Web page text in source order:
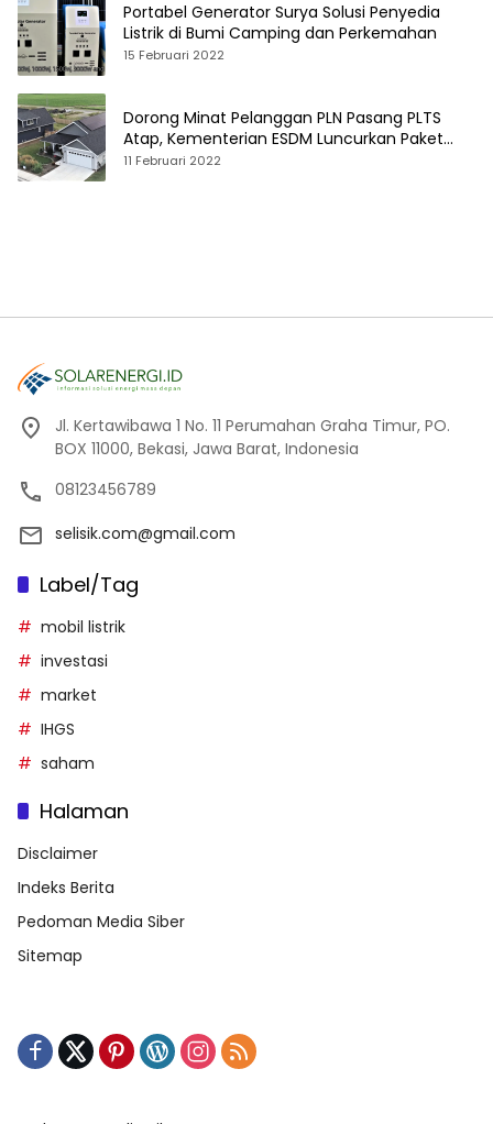
Portabel Generator Surya Solusi Penyedia
Listrik di Bumi Camping dan Perkemahan
15 Februari 2022
Dorong Minat Pelanggan PLN Pasang PLTS
Atap, Kementerian ESDM Luncurkan Paket
Hibah SEF
11 Februari 2022
Jl. Kertawibawa 1 No. 11 Perumahan Graha Timur, PO.
BOX 11000, Bekasi, Jawa Barat, Indonesia
08123456789
selisik.com@gmail.com
Label/Tag
mobil listrik
investasi
market
IHGS
saham
Halaman
Disclaimer
Indeks Berita
Pedoman Media Siber
Sitemap